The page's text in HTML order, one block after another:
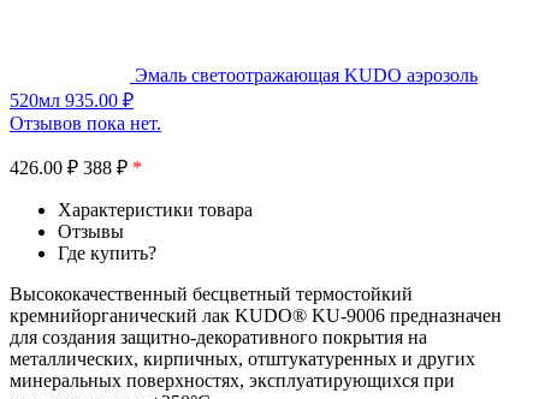
Эмаль светоотражающая KUDO аэрозоль
520мл 935.00 ₽
Отзывов пока нет.
426.00 ₽ 388 ₽ *
Характеристики товара
Отзывы
Где купить?
Высококачественный бесцветный термостойкий
кремнийорганический лак KUDO® KU-9006 предназначен
для создания защитно-декоративного покрытия на
металлических, кирпичных, отштукатуренных и других
минеральных поверхностях, эксплуатирующихся при